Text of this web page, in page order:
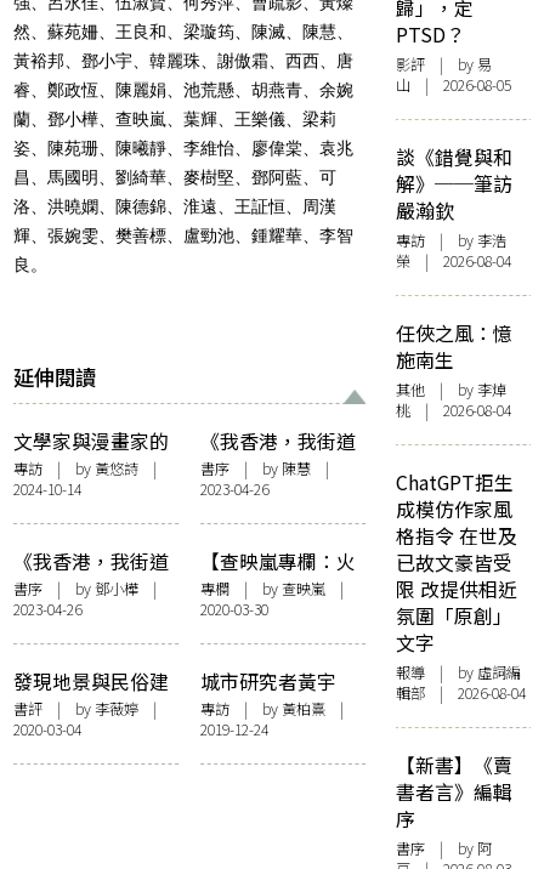
然、蘇苑姍、王良和、梁璇筠、陳滅、陳慧、
黃裕邦、鄧小宇、韓麗珠、謝傲霜、西西、唐
睿、鄭政恆、陳麗娟、池荒懸、胡燕青、余婉
蘭、鄧小樺、查映嵐、葉輝、王樂儀、梁莉
姿、陳苑珊、陳曦靜、李維怡、廖偉棠、袁兆
昌、馬國明、劉綺華、麥樹堅、鄧阿藍、可
洛、洪曉嫻、陳德錦、淮遠、王証恒、周漢
輝、張婉雯、樊善標、盧勁池、鍾耀華、李智
良。
延伸閱讀
文學家與漫畫家的
靈魂對話：阮光民
X柳廣成談文學改
編漫畫
專訪 | by 黃悠詩 |
2024-10-14
《我香港，我街道
2》推薦序：一片
冰心在玉壺
書序| by 陳慧|
2023-04-26
《我香港，我街道
2》編者序：他地
在地
書序 | by鄧小樺 |
2023-04-26
【查映嵐專欄：火
宅之人】欲望居所
專欄| by查映嵐|
2020-03-30
發現地景與民俗建
構——從《我香
港，我街道》的地
區書寫說起
書評 | by 李薇婷 |
2020-03-04
城市研究者黃宇
軒：沒有欄杆的街
道或者更好？
專訪| by 黃柏熹|
2019-12-24
歸」，定
PTSD？
影評 | by 易
山 | 2026-08-05
談《錯覺與和
解》──筆訪
嚴瀚欽
專訪 | by 李浩
榮 | 2026-08-04
任俠之風：憶
施南生
其他 | by 李焯
桃 | 2026-08-04
ChatGPT拒生
成模仿作家風
格指令 在世及
已故文豪皆受
限 改提供相近
氛圍「原創」
文字
報導 | by 虛詞編
輯部 | 2026-08-04
【新書】《賣
書者言》編輯
序
書序 | by 阿